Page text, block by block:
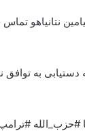
نتانیاهو
به توافق
#حزب_الله